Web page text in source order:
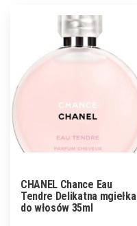
CHANEL Chance Eau
Tendre Delikatna mgiełka
do włosów 35ml